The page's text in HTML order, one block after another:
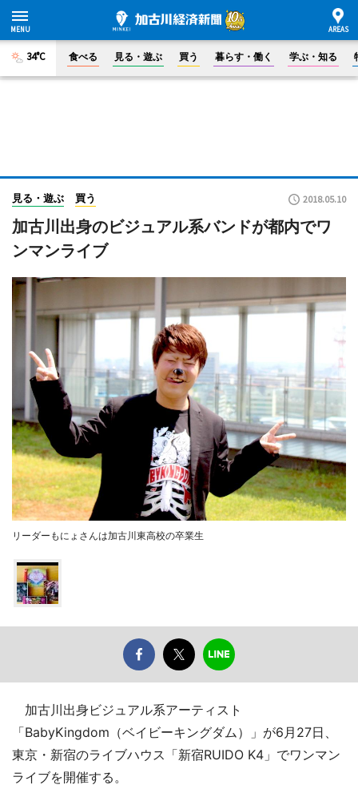
34°C 食べる 見る・遊ぶ 買う 暮らす・働く 学ぶ・知る
見る・遊ぶ 買う 2018.05.10
加古川出身のビジュアル系バンドが都内でワ
ンマンライブ
リーダーもにょさんは加古川東高校の卒業生
加古川出身ビジュアル系アーティスト
「BabyKingdom（ベイビーキングダム）」が6月27日、
東京・新宿のライブハウス「新宿RUIDO K4」でワンマン
ライブを開催する。